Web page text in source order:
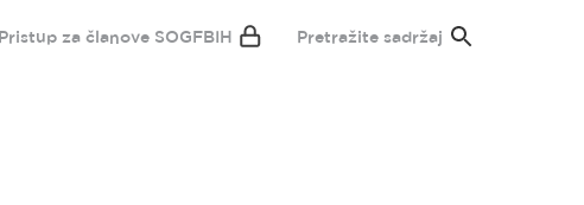
Pristup za članove SOGFBIH Pretražite sadržaj